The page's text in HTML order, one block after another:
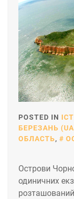
POSTED IN
БЕРЕЗАНЬ
ОБЛАСТЬ,
Острови
одиничних